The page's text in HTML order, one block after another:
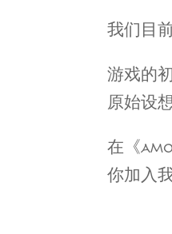
我们目
游戏的
原始设
在《
你加入